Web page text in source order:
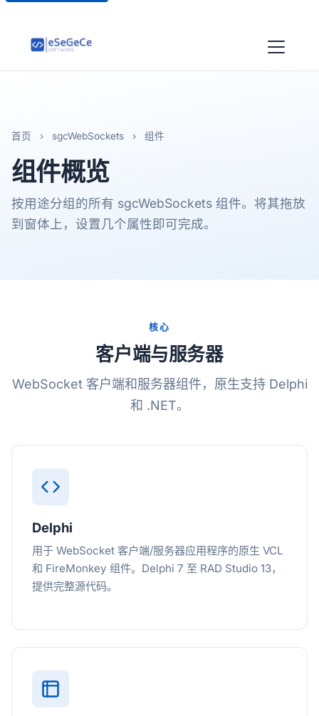
首页 › sgcWebSockets › 组件
组件概览
按用途分组的所有 sgcWebSockets 组件。将其拖放
到窗体上，设置几个属性即可完成。
核心
客户端与服务器
WebSocket 客户端和服务器组件，原生支持 Delphi
和 .NET。
Delphi
用于 WebSocket 客户端/服务器应用程序的原生 VCL
和 FireMonkey 组件。Delphi 7 至 RAD Studio 13，
提供完整源代码。